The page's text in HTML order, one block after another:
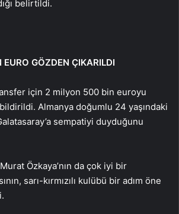
belirtildi.
GÖZDEN ÇIKARILDI
için 2 milyon 500 bin euroyu
bildirildi. Almanya doğumlu 24 yaşındaki
sempatiyi duyduğunu
Özkaya’nın da çok iyi bir
sarı-kırmızılı kulübü bir adım öne